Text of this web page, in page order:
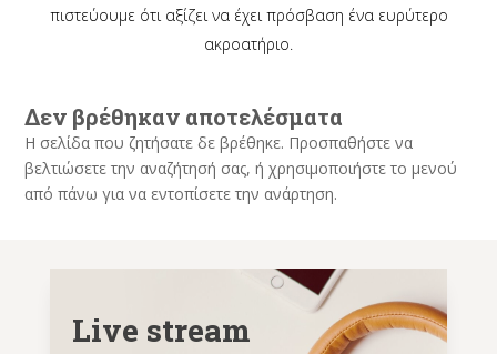
πιστεύουμε ότι αξίζει να έχει πρόσβαση ένα ευρύτερο
ακροατήριο.
Δεν βρέθηκαν αποτελέσματα
Η σελίδα που ζητήσατε δε βρέθηκε. Προσπαθήστε να
βελτιώσετε την αναζήτησή σας, ή χρησιμοποιήστε το μενού
από πάνω για να εντοπίσετε την ανάρτηση.
Live stream